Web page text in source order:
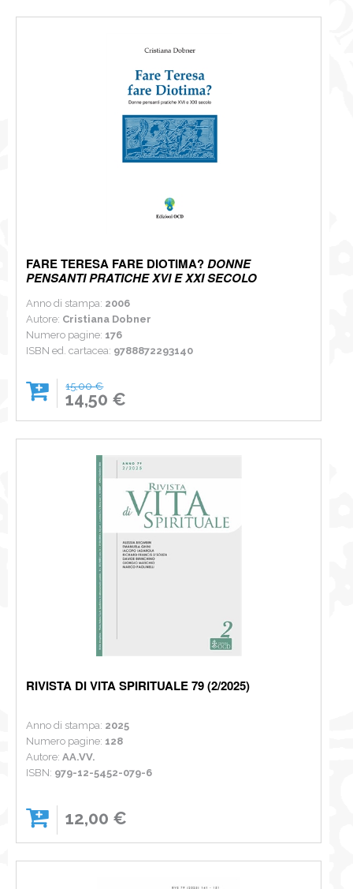
FARE TERESA FARE DIOTIMA?DONNE
PENSANTI PRATICHE XVI E XXI SECOLO
Anno di stampa: 2006
Autore: Cristiana Dobner
Numero pagine: 176
ISBN ed. cartacea: 9788872293140
15,00 €
14,50 €
RIVISTA DI VITA SPIRITUALE 79 (2/2025)
Anno di stampa: 2025
Numero pagine: 128
Autore:AA.VV.
ISBN: 979-12-5452-079-6
12,00 €